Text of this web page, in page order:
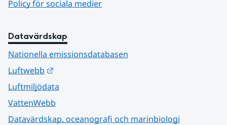
Policy för sociala medier
Datavärdskap
Nationella emissionsdatabasen
Luftwebb
Luftmiljödata
VattenWebb
Datavärdskap, oceanografi och marinbiologi